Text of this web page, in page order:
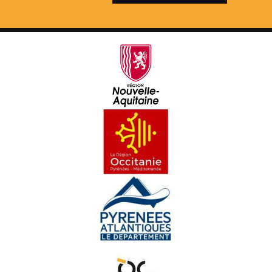
Maishanta lenga : Era Sauta Banassa
Croc'stane (3)
Doctors de Trobar
Maishanta Lenga : Los Hilhs de la Montanha